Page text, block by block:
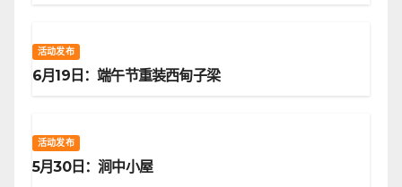
活动发布
6月19日：端午节重装西甸子梁
活动发布
5月30日：涧中小屋